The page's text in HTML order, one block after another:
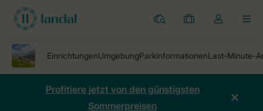
Ferienparks
Meine
Dropdown-
öffnen
Profitiere jetzt von den günstigsten
Sommerpreisen